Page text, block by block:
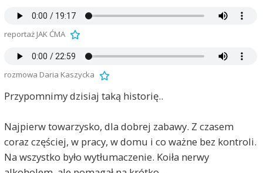
reportaż JAK ĆMA
rozmowa Daria Kaszycka
Przypomnimy dzisiaj taką historię..
Najpierw towarzysko, dla dobrej zabawy. Z czasem
coraz częściej, w pracy, w domu i co ważne bez kontroli.
Na wszystko było wytłumaczenie. Koiła nerwy